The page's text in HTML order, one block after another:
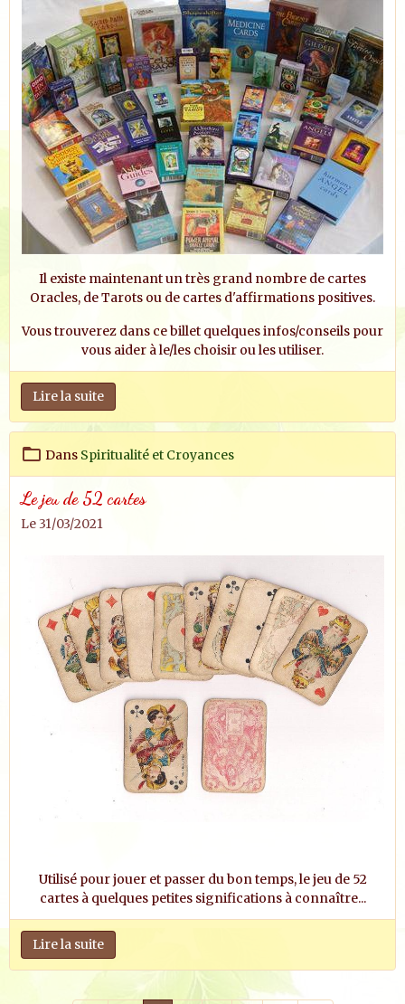
Il existe maintenant un très grand nombre de cartes
Oracles, de Tarots ou de cartes d'affirmations positives.
Vous trouverez dans ce billet quelques infos/conseils pour
vous aider à le/les choisir ou les utiliser.
Lire la suite
Dans Spiritualité et Croyances
Le jeu de 52 cartes
Le 31/03/2021
Utilisé pour jouer et passer du bon temps, le jeu de 52
cartes à quelques petites significations à connaître...
Lire la suite